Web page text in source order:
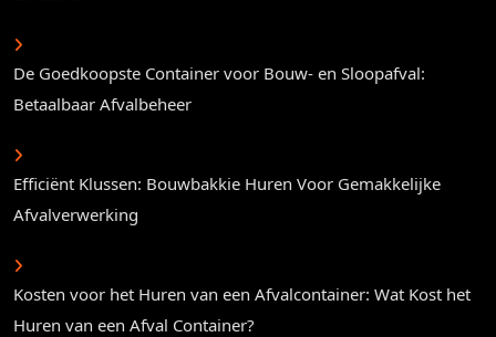
De Goedkoopste Container voor Bouw- en Sloopafval:
Betaalbaar Afvalbeheer
Efficiënt Klussen: Bouwbakkie Huren Voor Gemakkelijke
Afvalverwerking
Kosten voor het Huren van een Afvalcontainer: Wat Kost het
Huren van een Afval Container?